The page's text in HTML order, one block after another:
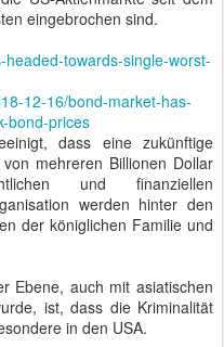
eingebrochen sind.
towards-single-worst-
12-16/bond-market-has-
bond-prices
dass eine zukünftige
mehreren Billionen Dollar
und finanziellen
werden hinter den
der königlichen Familie und
Ebene, auch mit asiatischen
ist, dass die Kriminalität
in den USA.